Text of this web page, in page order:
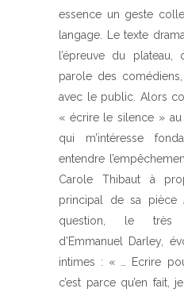
essence un geste
langage. Le texte
l’épreuve du
parole des
avec le public. Alors
« écrire le silence » au
qui m’intéresse
entendre
Carole Thibaut à
principal de sa pièce
question, le très
d’Emmanuel Darley,
intimes : « … Ecrire
c’est parce qu’en fait,